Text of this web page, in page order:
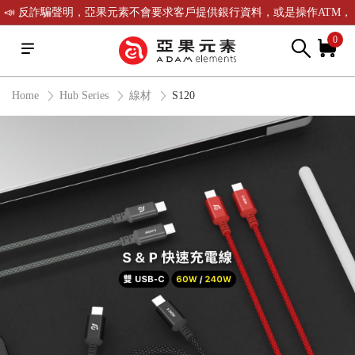
📣 反詐騙聲明，亞果元素不會要求客戶提供銀行資料，或是操作ATM，
可致電(02)-2738-9900聯繫我們或是165反詐騙電話查證！ 0
Home Hub Series 線材 S120